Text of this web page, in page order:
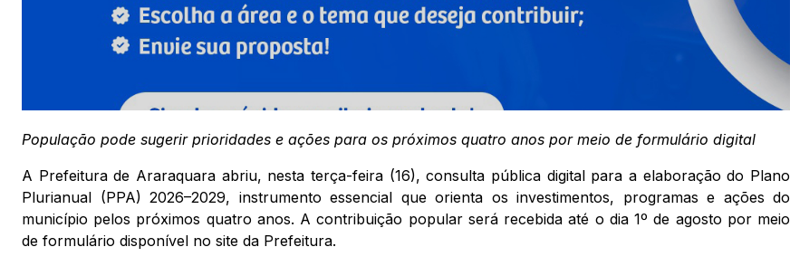
População pode sugerir prioridades e ações para os próximos quatro anos por meio de formulário digital
A Prefeitura de Araraquara abriu, nesta terça-feira (16), consulta pública digital para a elaboração do Plano
Plurianual (PPA) 2026–2029, instrumento essencial que orienta os investimentos, programas e ações do
município pelos próximos quatro anos. A contribuição popular será recebida até o dia 1º de agosto por meio
de formulário disponível no site da Prefeitura.